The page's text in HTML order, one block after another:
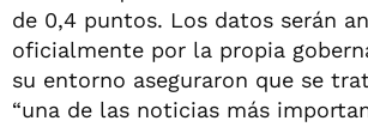
de 0,4 puntos. Los datos serán
oficialmente por la propia
su entorno aseguraron que se
“una de las noticias más